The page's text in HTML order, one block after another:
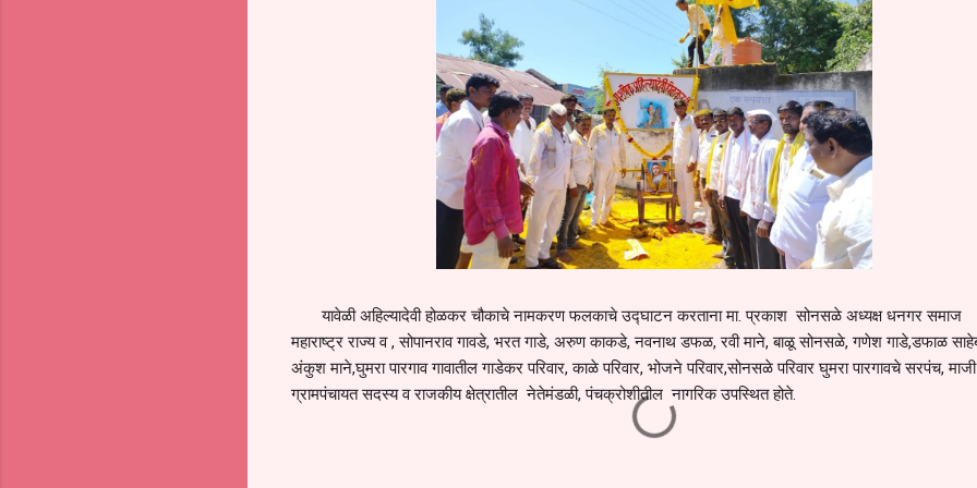
यावेळी अहिल्यादेवी होळकर चौकाचे नामकरण फलकाचे उद्घाटन करताना मा. प्रकाश सोनसळे अध्यक्ष धनगर समाज
महाराष्ट्र राज्य व , सोपानराव गावडे, भरत गाडे, अरुण काकडे, नवनाथ डफळ, रवी माने, बाळू सोनसळे, गणेश गाडे,डफाळ
अंकुश माने,घुमरा पारगाव गावातील गाडेकर परिवार, काळे परिवार, भोजने परिवार,सोनसळे परिवार घुमरा पारगावचे सरपंच,
ग्रामपंचायत सदस्य व राजकीय क्षेत्रातील नेतेमंडळी, पंचक्रोशीतील नागरिक उपस्थित होते.